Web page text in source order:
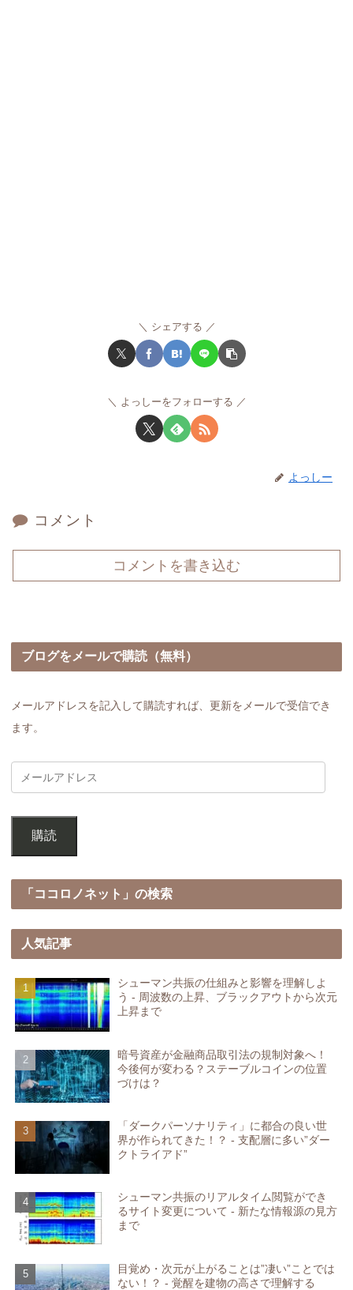
シェアする
よっしーをフォローする
よっしー
コメント
コメントを書き込む
ブログをメールで購読（無料）
メールアドレスを記入して購読すれば、更新をメールで受信でき
ます。
購読
「ココロノネット」の検索
人気記事
シューマン共振の仕組みと影響を理解しよ
う - 周波数の上昇、ブラックアウトから次元
上昇まで
暗号資産が金融商品取引法の規制対象へ！
今後何が変わる？ステーブルコインの位置
づけは？
「ダークパーソナリティ」に都合の良い世
界が作られてきた！？ - 支配層に多い”ダー
クトライアド”
シューマン共振のリアルタイム閲覧ができ
るサイト変更について - 新たな情報源の見方
まで
目覚め・次元が上がることは”凄い”ことでは
ない！？ - 覚醒を建物の高さで理解する